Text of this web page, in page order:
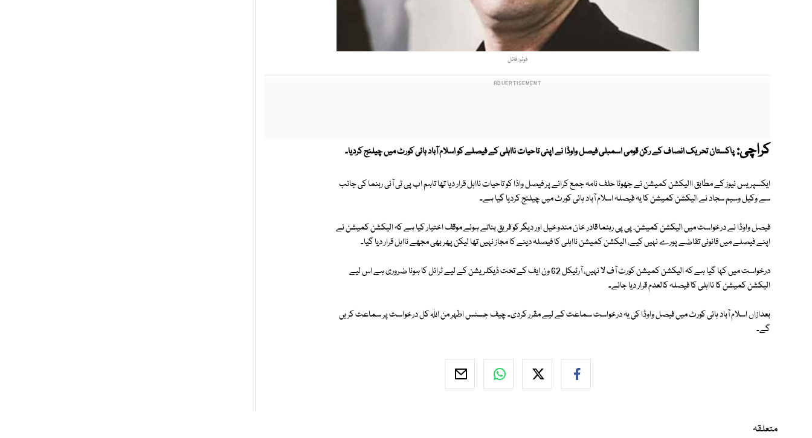
فوٹو: فائل
کراچی:پاکستان تحریک انصاف کے رکن قومی اسمبلی فیصل واوڈا نے اپنی تاحیات نااہلی کے فیصلے کو اسلام آباد ہائی کورٹ میں چیلنج کردیا۔
ایکسپریس نیوز کے مطابق االیکشن کمیشن نے جھوٹا حلف نامہ جمع کرانے پر فیصل واڈا کو تاحیات نااہل قرار دیا تھا تاہم اب پی ٹی آئی رہنما کی جانب
سے وکیل وسیم سجاد نے الیکشن کمیشن کا یہ فیصلہ اسلام آباد ہائی کورٹ میں چیلنج کردیا گیا ہے۔
فیصل واوڈا نے درخواست میں الیکشن کمیشن، پی پی رہنما قادر خان مندوخیل اور دیگر کو فریق بناتے ہوئے موقف اختیار کیا ہے کہ الیکشن کمیشن نے
اپنے فیصلے میں قانونی تقاضے پورے نہیں کیے، الیکشن کمیشن نااہلی کا فیصلہ دینے کا مجاز نہیں تھا لیکن پھر بھی مجھے نااہل قرار دیا گیا۔
درخواست میں کہا گیا ہے کہ الیکشن کمیشن کورٹ آف لا نہیں، آرٹیکل 62 ون ایف کے تحت ڈیکلریشن کے لیے ٹرائل کا ہونا ضروری ہے اس لیے
الیکشن کمیشن کا نااہلی کا فیصلہ کالعدم قرار دیا جائے۔
بعدازاں اسلام آباد ہائی کورٹ میں فیصل واوڈا کی یہ درخواست سماعت کے لیے مقرر کردی۔ چیف جسٹس اطہر من اللہ کل درخواست پر سماعت کریں
گے۔
متعلقہ